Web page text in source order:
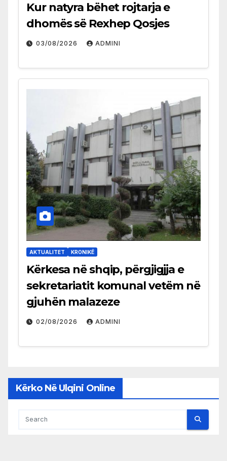
Kur natyra bëhet rojtarja e
dhomës së Rexhep Qosjes
03/08/2026 ADMINI
AKTUALITET KRONIKË
Kërkesa në shqip, përgjigjja e
sekretariatit komunal vetëm në
gjuhën malazeze
02/08/2026 ADMINI
Kërko Në Ulqini Online